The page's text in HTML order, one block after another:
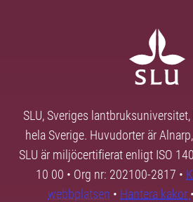
SLU, Sveriges
hela Sverige. Huvudorter är
SLU är miljöcertifierat enligt ISO
10 00 • Org nr: 202100-2817 •
webbplatsen • Hantera kakor •